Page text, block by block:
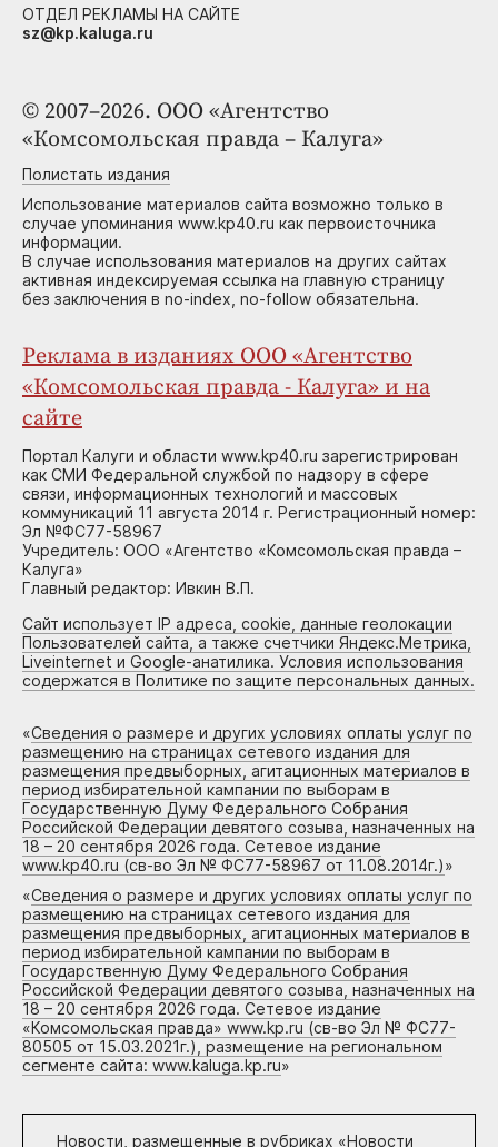
© 2007–2026. ООО «Агентство
«Комсомольская правда – Калуга»
Полистать издания
Использование материалов сайта возможно только в
случае упоминания www.kp40.ru как первоисточника
информации.
В случае использования материалов на других сайтах
активная индексируемая ссылка на главную страницу
без заключения в no-index, no-follow обязательна.
Реклама в изданиях ООО «Агентство
«Комсомольская правда - Калуга» и на
сайте
Портал Калуги и области www.kp40.ru зарегистрирован
как СМИ Федеральной службой по надзору в сфере
связи, информационных технологий и массовых
коммуникаций 11 августа 2014 г. Регистрационный номер:
Эл №ФС77-58967
Учредитель: ООО «Агентство «Комсомольская правда –
Калуга»
Главный редактор: Ивкин В.П.
Сайт использует IP адреса, cookie, данные геолокации
Пользователей сайта, а также счетчики Яндекс.Метрика,
Liveinternet и Google-анатилика. Условия использования
содержатся в Политике по защите персональных данных.
«Сведения о размере и других условиях оплаты услуг по
размещению на страницах сетевого издания для
размещения предвыборных, агитационных материалов в
период избирательной кампании по выборам в
Государственную Думу Федерального Собрания
Российской Федерации девятого созыва, назначенных на
18 – 20 сентября 2026 года. Сетевое издание
www.kp40.ru (св-во Эл № ФС77-58967 от 11.08.2014г.)»
«Сведения о размере и других условиях оплаты услуг по
размещению на страницах сетевого издания для
размещения предвыборных, агитационных материалов в
период избирательной кампании по выборам в
Государственную Думу Федерального Собрания
Российской Федерации девятого созыва, назначенных на
18 – 20 сентября 2026 года. Сетевое издание
«Комсомольская правда» www.kp.ru (св-во Эл № ФС77-
80505 от 15.03.2021г.), размещение на региональном
сегменте сайта: www.kaluga.kp.ru»
Новости, размещенные в рубриках «Новости
ОТДЕЛ РЕКЛАМЫ НА САЙТЕ
sz@kp.kaluga.ru